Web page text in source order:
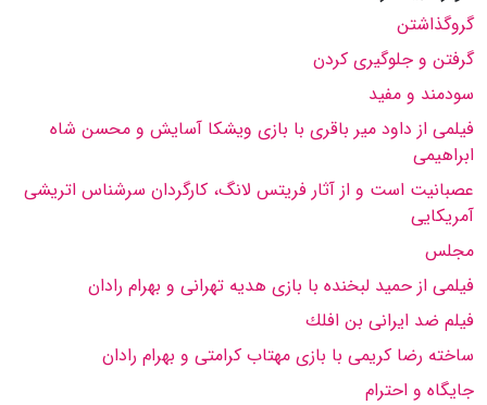
گروگذاشتن
گرفتن و جلوگیرى كردن
سودمند و مفید
فیلمى از داود میر باقرى با بازى ویشكا آسایش و محسن شاه
ابراهیمى
عصبانیت است و از آثار فریتس لانگ، كارگردان سرشناس اتریشى
آمریكایى
مجلس
فیلمى از حمید لبخنده با بازى هدیه تهرانى و بهرام رادان
فیلم ضد ایرانى بن افلك
ساخته رضا كریمى با بازى مهتاب كرامتى و بهرام رادان
جایگاه و احترام